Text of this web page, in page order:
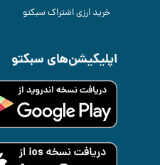
خرید ارزی اشتراک سبکتو
اپلیکیشن‌های سبکتو